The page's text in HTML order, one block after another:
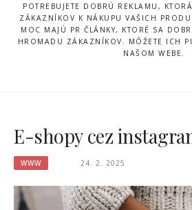
POTREBUJETE DOBRÚ REKLAMU,
ZÁKAZNÍKOV K NÁKUPU VAŠICH
MOC MAJÚ PR ČLÁNKY, KTORÉ SA
HROMADU ZÁKAZNÍKOV. MÔŽETE ICH
NAŠOM WEBE.
E-shopy cez
WWW 24. 2. 2025